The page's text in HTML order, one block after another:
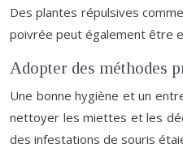
Des plantes répulsives
poivrée peut également être
Adopter des méthodes
Une bonne hygiène et un
nettoyer les miettes et les
des infestations de souris